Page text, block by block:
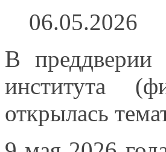
06.05.2026
В преддверии
института
открылась